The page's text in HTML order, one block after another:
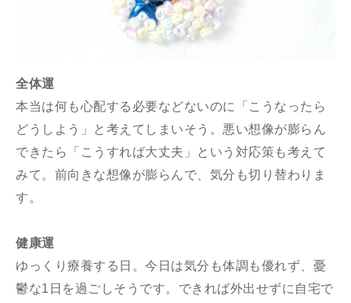
全体運
本当は何も心配する必要などないのに「こうなったら
どうしよう」と考えてしまいそう。悪い想像が膨らん
できたら「こうすれば大丈夫」という対応策も考えて
みて。前向きな想像が膨らんで、気分も切り替わりま
す。
健康運
ゆっくり療養する日。今日は気分も体調も優れず、憂
鬱な1日を過ごしそうです。できれば外出せずに自宅で